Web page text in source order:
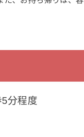
分程度